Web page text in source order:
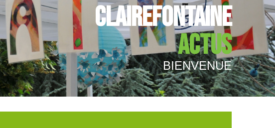
CLAIREFONTAINE
ACTUS
BIENVENUE